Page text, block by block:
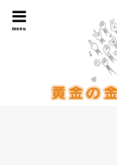
menu